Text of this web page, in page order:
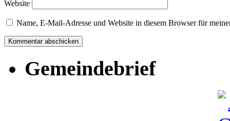
Website
Name, E-Mail-Adresse und Website in diesem Browser für
Gemeindebrief